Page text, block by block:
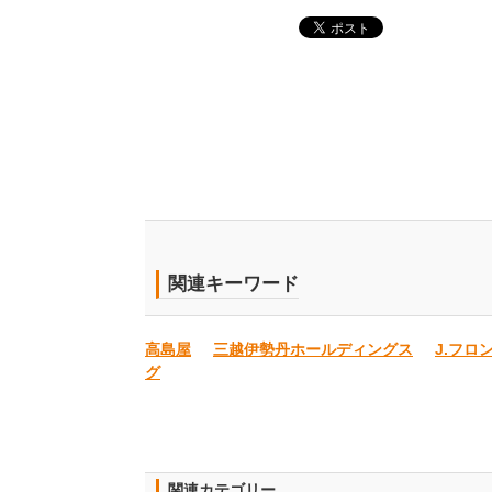
関連キーワード
高島屋 三越伊勢丹ホールディングス J.フロ
グ